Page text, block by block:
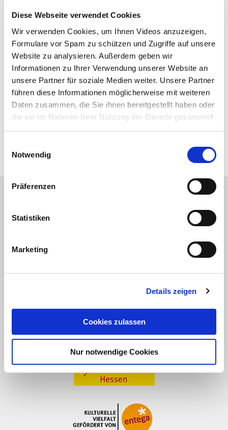
Diese Webseite verwendet Cookies
Wir verwenden Cookies, um Ihnen Videos anzuzeigen,
Formulare vor Spam zu schützen und Zugriffe auf unsere
Website zu analysieren. Außerdem geben wir
Informationen zu Ihrer Verwendung unserer Website an
unsere Partner für soziale Medien weiter. Unsere Partner
führen diese Informationen möglicherweise mit weiteren
Daten zusammen, die Sie ihnen bereitgestellt haben oder
die sie im Rahmen Ihrer Nutzung der Dienste gesammelt
haben.
Notwendig
Präferenzen
Statistiken
Marketing
Details zeigen
Cookies zulassen
Nur notwendige Cookies
Tel.: 0176 258 590 78
manfred.brandmueller@chaiselongue-
viernheim.de
Öffentliche Verkehrsmittel
ÖPNV: Bahn/Bus
Informationen zur Barrierefreiheit
Nicht barrierefrei zugänglich